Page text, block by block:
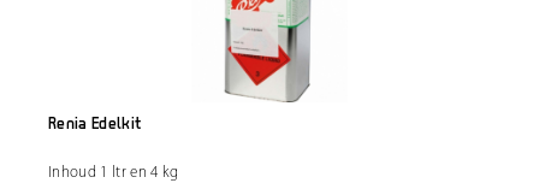
Renia Edelkit
Inhoud 1 ltr en 4 kg